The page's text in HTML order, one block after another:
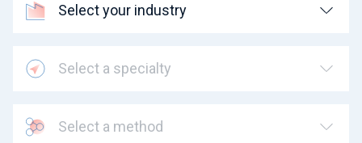
Select your industry
Select a specialty
Select a method